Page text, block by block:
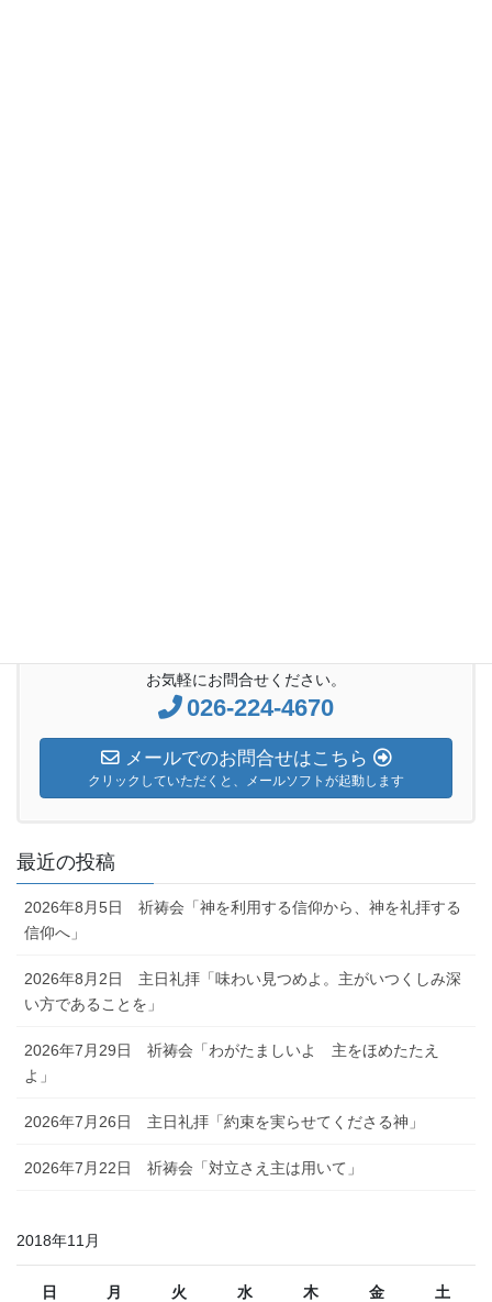
お気軽にお問合せください。
026-224-4670
メールでのお問合せはこちら
クリックしていただくと、メールソフトが起動します
最近の投稿
2026年8月5日 祈祷会「神を利用する信仰から、神を礼拝する
信仰へ」
2026年8月2日 主日礼拝「味わい見つめよ。主がいつくしみ深
い方であることを」
2026年7月29日 祈祷会「わがたましいよ 主をほめたたえ
よ」
2026年7月26日 主日礼拝「約束を実らせてくださる神」
2026年7月22日 祈祷会「対立さえ主は用いて」
2018年11月
日 月 火 水 木 金 土